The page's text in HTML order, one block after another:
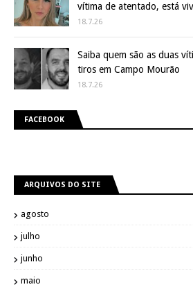
vítima de atentado, está
18.7.26
Saiba quem são as duas
tiros em Campo Mourão
18.7.26
FACEBOOK
ARQUIVOS DO SITE
agosto
julho
junho
maio